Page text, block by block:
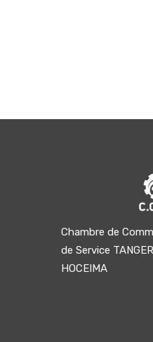
Chambre de
de Service
HOCEIMA